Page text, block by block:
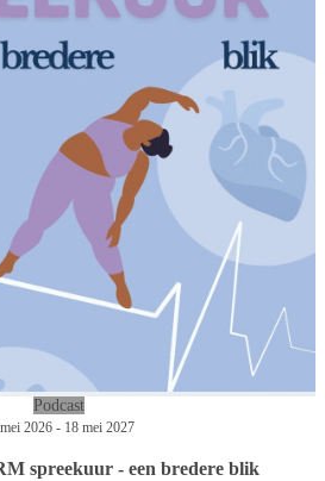
Podcast
2026 - 18 mei 2027
spreekuur - een bredere blik